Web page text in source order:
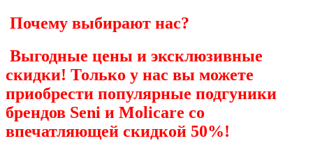
Почему выбирают нас?
Выгодные цены и эксклюзивные
скидки! Только у нас вы можете
приобрести популярные подгуники
брендов Seni и Molicare со
впечатляющей скидкой 50%!